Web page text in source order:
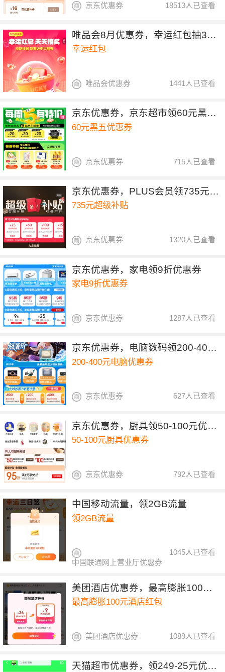
18513人已查看
京东优惠券
唯品会8月优惠券，幸运红包抽30元全场券
幸运红包
1441人已查看
唯品会优惠券
京东优惠券，京东超市领60元黑五优惠券
60元黑五优惠券
715人已查看
京东优惠券
京东优惠券，PLUS会员领735元超级补贴
735元超级补贴
1320人已查看
京东优惠券
京东优惠券，家电领9折优惠券
家电9折优惠券
1287人已查看
京东优惠券
京东优惠券，电脑数码领200-400元优惠券
200-400元电脑优惠券
627人已查看
京东优惠券
京东优惠券，厨具领50-100元优惠券
50-100元厨具优惠券
792人已查看
京东优惠券
中国移动流量，领2GB流量
领2GB流量
1045人已查看
中国联通网上营业厅优惠券
美团酒店优惠券，最高膨胀100元酒店红包
最高膨胀100元酒店红包
1089人已查看
美团酒店优惠券
天猫超市优惠券，领249-25元优惠券